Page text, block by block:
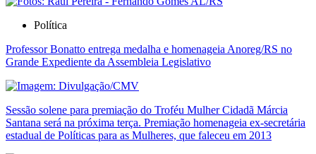
Política
Professor Bonatto entrega medalha e homenageia Anoreg/RS no
Grande Expediente da Assembleia Legislativo
Sessão solene para premiação do Troféu Mulher Cidadã Márcia
Santana será na próxima terça. Premiação homenageia ex-secretária
estadual de Políticas para as Mulheres, que faleceu em 2013